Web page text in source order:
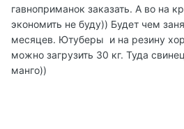
гавноприманок заказать. А во на
экономить не буду)) Будет чем
месяцев. Ютуберы и на резину
можно загрузить 30 кг. Туда
манго))